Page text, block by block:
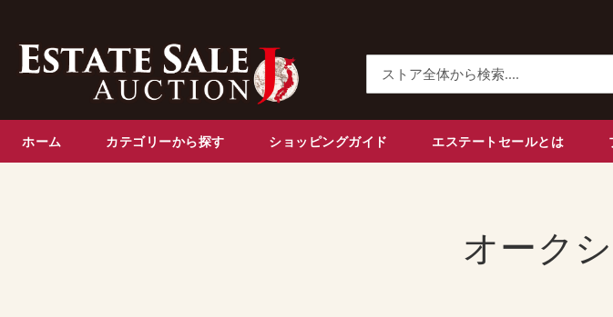
テ
ン
に
ス
キ
検
ホーム カテゴリーから探す ショッピングガイド エステートセールとは
オーク